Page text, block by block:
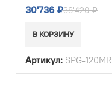
30'736 ₽38'420₽
В КОРЗИНУ
Артикул: SPG-120MR